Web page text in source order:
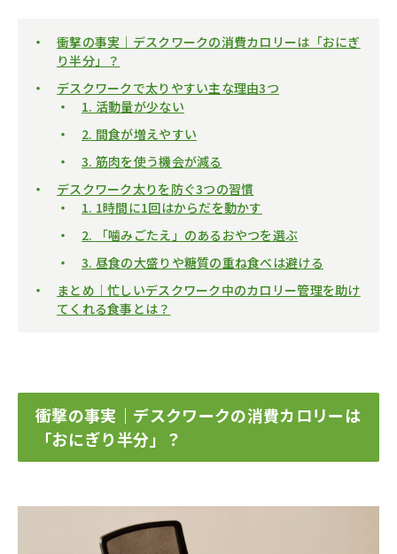
衝撃の事実｜デスクワークの消費カロリーは「おにぎ
り半分」？
デスクワークで太りやすい主な理由3つ
1. 活動量が少ない
2. 間食が増えやすい
3. 筋肉を使う機会が減る
デスクワーク太りを防ぐ3つの習慣
1. 1時間に1回はからだを動かす
2. 「噛みごたえ」のあるおやつを選ぶ
3. 昼食の大盛りや糖質の重ね食べは避ける
まとめ｜忙しいデスクワーク中のカロリー管理を助け
てくれる食事とは？
衝撃の事実｜デスクワークの消費カロリーは
「おにぎり半分」？